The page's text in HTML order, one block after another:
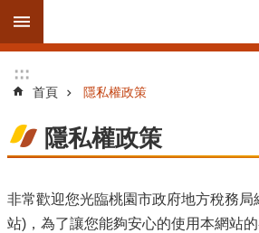
跳到主要內容區塊
進
階
尋
訊
:::
:::
首頁 隱私權政策
隱私權政策
非常歡迎您光臨桃園市政府地方稅務局
站)，為了讓您能夠安心的使用本網站